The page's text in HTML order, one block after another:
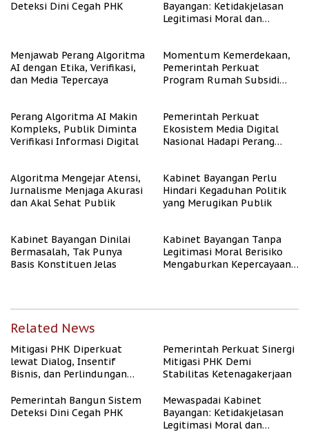
Deteksi Dini Cegah PHK
Bayangan: Ketidakjelasan
Legitimasi Moral dan
Menjawab Perang Algoritma
AI dengan Etika, Verifikasi,
dan Media Tepercaya
Momentum Kemerdekaan,
Pemerintah Perkuat
Program Rumah Subsidi
Perang Algoritma AI Makin
Kompleks, Publik Diminta
Verifikasi Informasi Digital
Pemerintah Perkuat
Ekosistem Media Digital
Nasional Hadapi Perang
Algoritma Mengejar Atensi,
Jurnalisme Menjaga Akurasi
dan Akal Sehat Publik
Kabinet Bayangan Perlu
Hindari Kegaduhan Politik
yang Merugikan Publik
Kabinet Bayangan Dinilai
Bermasalah, Tak Punya
Basis Konstituen Jelas
Kabinet Bayangan Tanpa
Legitimasi Moral Berisiko
Mengaburkan Kepercayaan
Related News
Mitigasi PHK Diperkuat
lewat Dialog, Insentif
Bisnis, dan Perlindungan
Pemerintah Perkuat Sinergi
Mitigasi PHK Demi
Stabilitas Ketenagakerjaan
Pemerintah Bangun Sistem
Deteksi Dini Cegah PHK
Mewaspadai Kabinet
Bayangan: Ketidakjelasan
Legitimasi Moral dan